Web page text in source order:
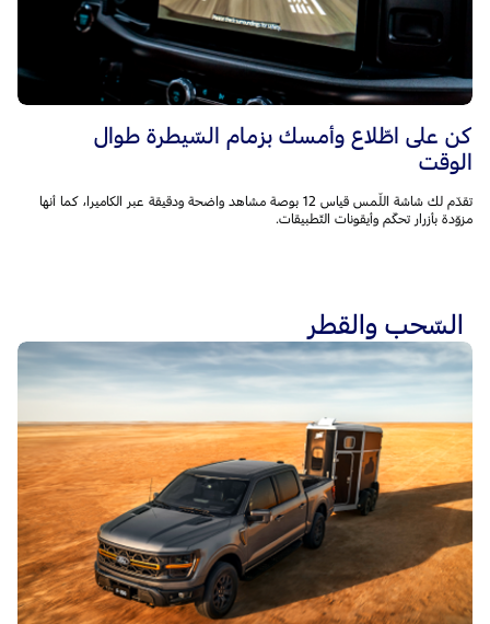
كن على اطّلاع وأمسك بزمام السّيطرة طوال
الوقت
تقدّم لك شاشة اللّمس قياس 12 بوصة مشاهد واضحة ودقيقة عبر الكاميرا، كما أنها
مزوّدة بأزرار تحكّم وأيقونات التّطبيقات.
السّحب والقطر